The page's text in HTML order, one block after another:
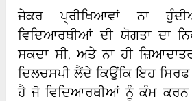
ਜੇਕਰ ਪ੍ਰੀਖਿਆਵਾਂ ਨਾ
ਵਿਦਿਆਰਥੀਆਂ ਦੀ ਯੋਗਤਾ ਦਾ
ਸਕਦਾ ਸੀ, ਅਤੇ ਨਾ ਹੀ
ਦਿਲਚਸਪੀ ਲੈਂਦੇ ਕਿਉਂਕਿ ਇਹ ਸਿਰਫ
ਹੈ ਜੋ ਵਿਦਿਆਰਥੀਆਂ ਨੂੰ ਕੰਮ